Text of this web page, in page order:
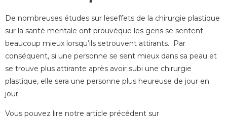
De nombreuses études sur leseffets de la chirurgie plastique
sur la santé mentale ont prouvéque les gens se sentent
beaucoup mieux lorsqu’ils setrouvent attirants. Par
conséquent, si une personne se sent mieux dans sa peau et
se trouve plus attirante après avoir subi une chirurgie
plastique, elle sera une personne plus heureuse de jour en
jour.
Vous pouvez lire notre article précédent sur